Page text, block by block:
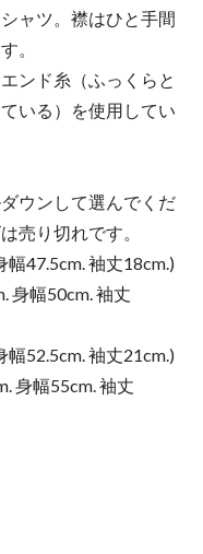
ャツ。襟はひと手間
。
ンド糸（ふっくらと
いる）を使用してい
ウンして選んでくだ
売り切れです。
幅47.5cm. 袖丈18cm.)
身幅50cm. 袖丈
52.5cm. 袖丈21cm.)
身幅55cm. 袖丈